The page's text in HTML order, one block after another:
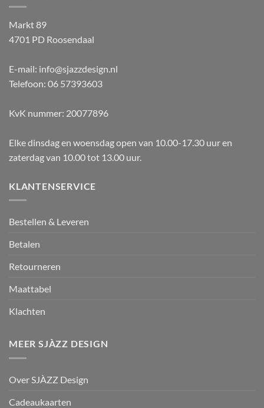
Markt 89
4701 PD Roosendaal
E-mail: info@sjazzdesign.nl
Telefoon: 06 57393603
KvK nummer: 20077896
Elke dinsdag en woensdag open van 10.00-17.30 uur en
zaterdag van 10.00 tot 13.00 uur.
KLANTENSERVICE
Bestellen & Leveren
Betalen
Retourneren
Maattabel
Klachten
MEER SJÀZZ DESIGN
Over SJÀZZ Design
Cadeaukaarten